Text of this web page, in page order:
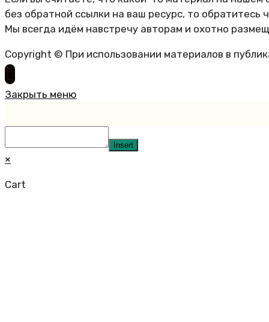
без обратной ссылки на ваш ресурс, то обратитесь
Мы всегда идём навстречу авторам и охотно
Copyright © При использовании материалов в
Закрыть меню
Insert
×
Cart